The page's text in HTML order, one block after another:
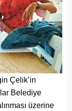
Çelik’in
Belediye
üzerine